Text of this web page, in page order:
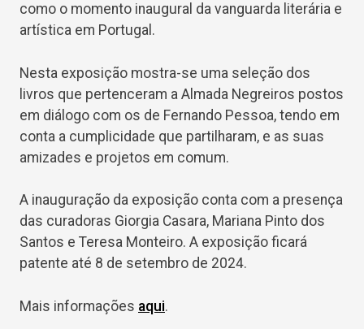
como o momento inaugural da vanguarda literária e
artística em Portugal.
Nesta exposição mostra-se uma seleção dos
livros que pertenceram a Almada Negreiros postos
em diálogo com os de Fernando Pessoa, tendo em
conta a cumplicidade que partilharam, e as suas
amizades e projetos em comum.
A inauguração da exposição conta com a presença
das curadoras Giorgia Casara, Mariana Pinto dos
Santos e Teresa Monteiro. A exposição ficará
patente até 8 de setembro de 2024.
Mais informações aqui.